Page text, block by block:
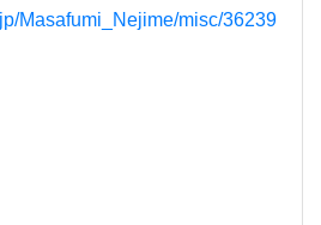
Masafumi_Nejime/misc/36239